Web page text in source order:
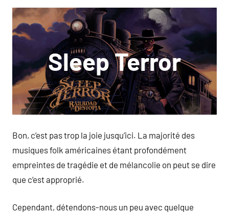
Sleep Terror
Bon, c’est pas trop la joie jusqu’ici. La majorité des
musiques folk américaines étant profondément
empreintes de tragédie et de mélancolie on peut se dire
que c’est approprié.
Cependant, détendons-nous un peu avec quelque